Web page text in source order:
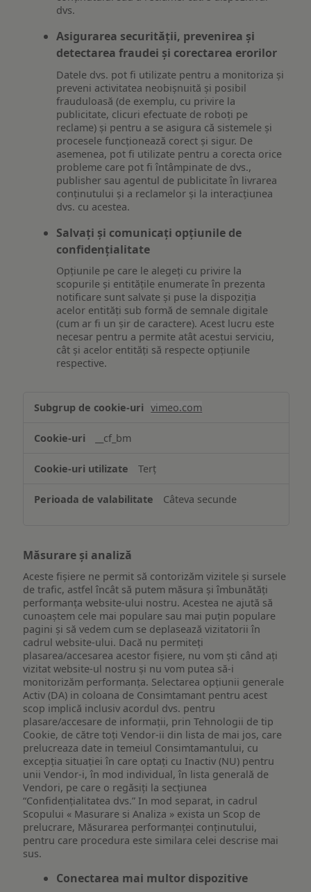
dvs.
Asigurarea securității, prevenirea și
detectarea fraudei și corectarea erorilor
Datele dvs. pot fi utilizate pentru a monitoriza și
preveni activitatea neobișnuită și posibil
frauduloasă (de exemplu, cu privire la
publicitate, clicuri efectuate de roboți pe
reclame) și pentru a se asigura că sistemele și
procesele funcționează corect și sigur. De
asemenea, pot fi utilizate pentru a corecta orice
probleme care pot fi întâmpinate de dvs.,
publisher sau agentul de publicitate în livrarea
conținutului și a reclamelor și la interacțiunea
dvs. cu acestea.
Salvați și comunicați opțiunile de
confidențialitate
Opțiunile pe care le alegeți cu privire la
scopurile și entitățile enumerate în prezenta
notificare sunt salvate și puse la dispoziția
acelor entități sub formă de semnale digitale
(cum ar fi un șir de caractere). Acest lucru este
necesar pentru a permite atât acestui serviciu,
cât și acelor entități să respecte opțiunile
respective.
Asigurarea
funcționalităților
website-
ului
vimeo.com
__cf_bm
Terț
Câteva secunde
Măsurare și analiză
Aceste fișiere ne permit să contorizăm vizitele și sursele
de trafic, astfel încât să putem măsura și îmbunătăți
performanța website-ului nostru. Acestea ne ajută să
cunoaștem cele mai populare sau mai puțin populare
pagini și să vedem cum se deplasează vizitatorii în
cadrul website-ului. Dacă nu permiteți
plasarea/accesarea acestor fișiere, nu vom ști când ați
vizitat website-ul nostru și nu vom putea să-i
monitorizăm performanța. Selectarea opțiunii generale
Activ (DA) in coloana de Consimtamant pentru acest
scop implică inclusiv acordul dvs. pentru
plasare/accesare de informații, prin Tehnologii de tip
Cookie, de către toți Vendor-ii din lista de mai jos, care
prelucreaza date in temeiul Consimtamantului, cu
excepția situației în care optați cu Inactiv (NU) pentru
unii Vendor-i, în mod individual, în lista generală de
Vendori, pe care o regăsiți la secțiunea
“Confidențialitatea dvs.” In mod separat, in cadrul
Scopului « Masurare si Analiza » exista un Scop de
prelucrare, Măsurarea performanței conținutului,
pentru care procedura este similara celei descrise mai
sus.
Conectarea mai multor dispozitive